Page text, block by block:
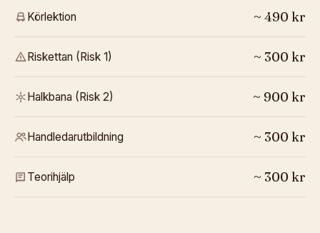
Körlektion ~ 490 kr
Riskettan (Risk 1) ~ 300 kr
Halkbana (Risk 2) ~ 900 kr
Handledarutbildning ~ 300 kr
Teorihjälp ~ 300 kr